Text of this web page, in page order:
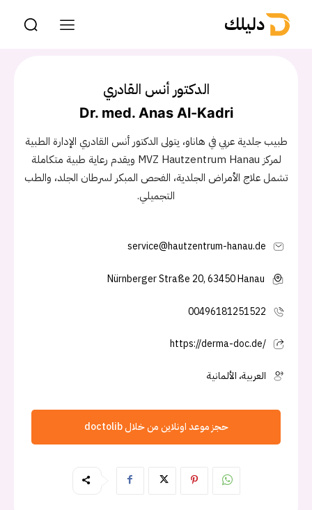
دليلك
الدكتور أنس القادري
Dr. med. Anas Al-Kadri
طبيب جلدية عربي في هاناو، يتولى الدكتور أنس القادري الإدارة الطبية
لمركز MVZ Hautzentrum Hanau ويقدم رعاية طبية متكاملة
تشمل علاج الأمراض الجلدية، الفحص المبكر لسرطان الجلد، والطب
التجميلي.
service@hautzentrum-hanau.de
Nürnberger Straße 20, 63450 Hanau
00496181251522
https://derma-doc.de/
العربية، الألمانية
حجز موعد اونلاين من خلال doctolib